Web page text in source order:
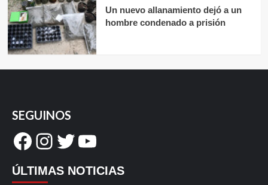
Un nuevo allanamiento dejó a un
hombre condenado a prisión
SEGUINOS
Facebook
Instagram
Twitter
YouTube
ÚLTIMAS NOTICIAS